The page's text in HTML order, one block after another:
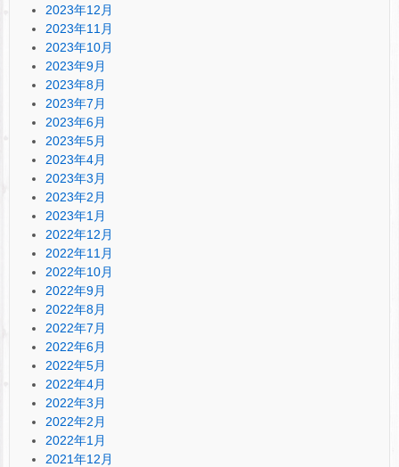
2023年12月
2023年11月
2023年10月
2023年9月
2023年8月
2023年7月
2023年6月
2023年5月
2023年4月
2023年3月
2023年2月
2023年1月
2022年12月
2022年11月
2022年10月
2022年9月
2022年8月
2022年7月
2022年6月
2022年5月
2022年4月
2022年3月
2022年2月
2022年1月
2021年12月